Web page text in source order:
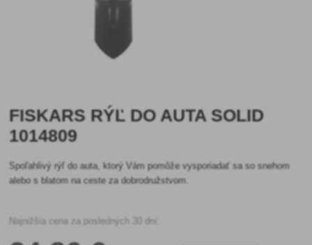
FISKARS RÝĽ DO AUTA SOLID
1014809
Spoľahlivý rýľ do auta, ktorý Vám pomôže vysporiadať sa so snehom
alebo s blatom na ceste za dobrodružstvom.
Najnižšia cena za posledných 30 dní: